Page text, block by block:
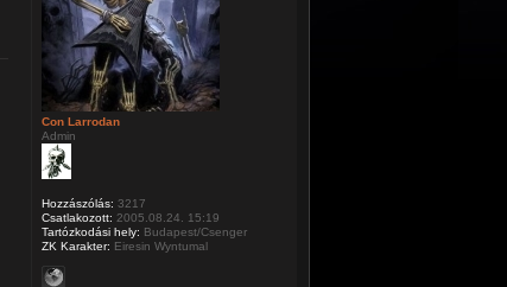
Con Larrodan
Admin
Hozzászólás: 3217
Csatlakozott: 2005.08.24. 15:19
Tartózkodási hely: Budapest/Csenger
ZK Karakter: Eiresin Wyntumal